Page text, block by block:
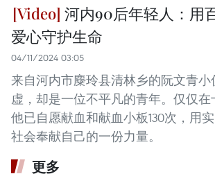
河内90后年轻人：用
爱心守护生命
04/11/2024 03:05
来自河内市麋玲县清林乡的阮文青
虚，却是一位不平凡的青年。仅仅在
他已自愿献血和献血小板130次，用
社会奉献自己的一份力量。
更多